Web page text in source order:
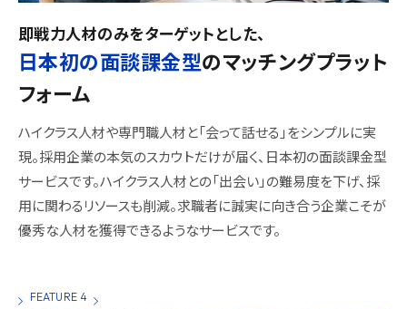
即戦力人材のみをターゲットとした、
日本初の面談課金型のマッチングプラット
フォーム
ハイクラス人材や専門職人材と「会って話せる」をシンプルに実
現。採用企業の本気のスカウトだけが届く、日本初の面談課金型
サービスです。ハイクラス人材との「出会い」の難易度を下げ、採
用に関わるリソースも削減。求職者に誠実に向き合う企業こそが
優秀な人材を獲得できるようなサービスです。
FEATURE 4